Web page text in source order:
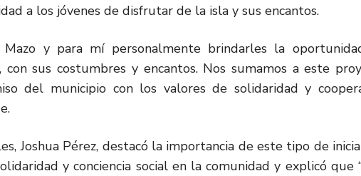
a los jóvenes de disfrutar de la isla y sus encantos.
y para mí personalmente brindarles la
sus costumbres y encantos. Nos sumamos a este
del municipio con los valores de solidaridad y
Joshua Pérez, destacó la importancia de este tipo de
y conciencia social en la comunidad y explicó que